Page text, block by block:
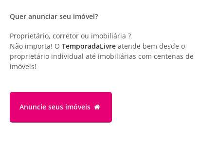
Quer anunciar seu imóvel?
Proprietário, corretor ou imobiliária ?
Não importa! O TemporadaLivre atende bem desde o
proprietário individual até imobiliárias com centenas de
imóveis!
Anuncie seus imóveis